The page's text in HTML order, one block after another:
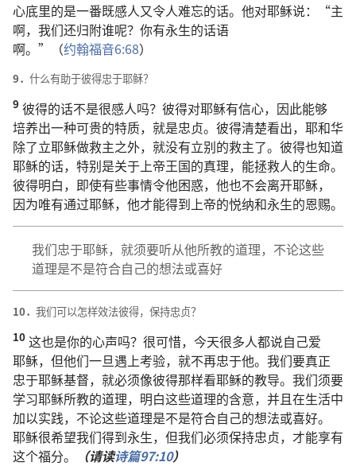
心底里的是一番既感人又令人难忘的话。 他对耶稣说：“主
啊， 我们还归附谁呢？ 你有永生的话语
啊。”（约翰福音6:68）
9． 什么有助于彼得忠于耶稣？
9 彼得的话不是很感人吗？ 彼得对耶稣有信心， 因此能够
培养出一种可贵的特质， 就是忠贞。 彼得清楚看出， 耶和华
除了立耶稣做救主之外， 就没有立别的救主了。 彼得也知道
耶稣的话， 特别是关于 上帝王国的真理， 能拯救人的生命。
彼得明白， 即使有些事情令他困惑， 他也不会离开耶稣，
因为唯有通过耶稣， 他才能得到 上帝的悦纳和永生的恩赐。
我们忠于耶稣， 就须要听从他所教的道理， 不论这些
道理是不是符合自己的想法或喜好
10． 我们可以怎样效法彼得， 保持忠贞？
10 这也是你的心声吗？ 很可惜， 今天很多人都说自己爱
耶稣， 但他们一旦遇 上考验， 就不再忠于他。 我们要真正
忠于耶稣基督， 就必须像彼得那样看耶稣的教导。 我们须要
学习耶稣所教的道理， 明白这些道理的含意， 并且在生活中
加以实践， 不论这些道理是不是符合自己的想法或喜好。
耶稣很希望我们得到永生， 但我们必须保持忠贞， 才能享有
这个福分。 （请读诗篇97:10）